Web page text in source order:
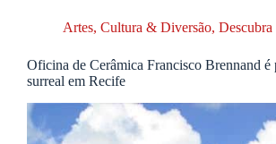
Artes, Cultura & Diversão,
Oficina de Cerâmica Francisco Brennand é
surreal em Recife